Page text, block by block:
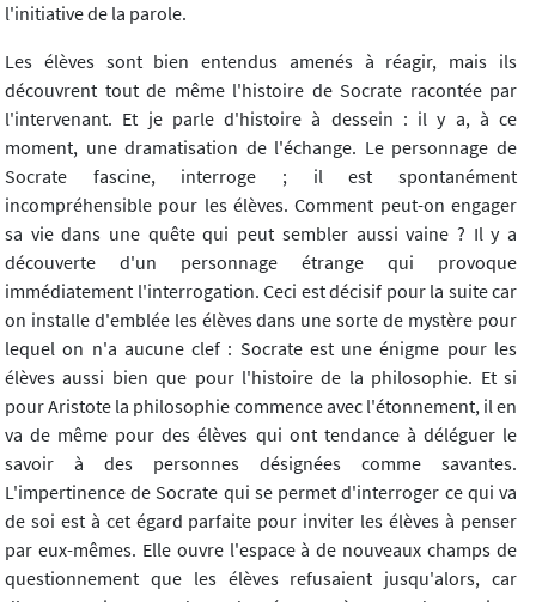
l'initiative de la parole.
Les élèves sont bien entendus amenés à réagir, mais ils
découvrent tout de même l'histoire de Socrate racontée par
l'intervenant. Et je parle d'histoire à dessein : il y a, à ce
moment, une dramatisation de l'échange. Le personnage de
Socrate fascine, interroge ; il est spontanément
incompréhensible pour les élèves. Comment peut-on engager
sa vie dans une quête qui peut sembler aussi vaine ? Il y a
découverte d'un personnage étrange qui provoque
immédiatement l'interrogation. Ceci est décisif pour la suite car
on installe d'emblée les élèves dans une sorte de mystère pour
lequel on n'a aucune clef : Socrate est une énigme pour les
élèves aussi bien que pour l'histoire de la philosophie. Et si
pour Aristote la philosophie commence avec l'étonnement, il en
va de même pour des élèves qui ont tendance à déléguer le
savoir à des personnes désignées comme savantes.
L'impertinence de Socrate qui se permet d'interroger ce qui va
de soi est à cet égard parfaite pour inviter les élèves à penser
par eux-mêmes. Elle ouvre l'espace à de nouveaux champs de
questionnement que les élèves refusaient jusqu'alors, car